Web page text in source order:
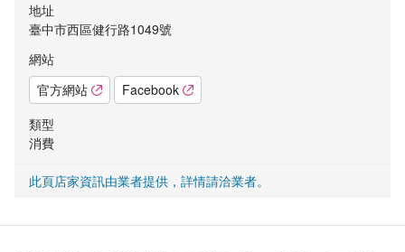
地址
臺中市西區健行路1049號
網站
官方網站
Facebook
類型
消費
此頁店家資訊由業者提供，詳情請洽業者。